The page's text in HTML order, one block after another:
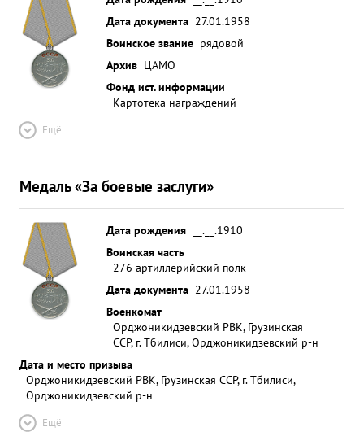
Дата документа 27.01.1958
Воинское звание рядовой
Архив ЦАМО
Фонд ист. информации
Картотека награждений
Ещё
Медаль «За боевые заслуги»
Дата рождения
__.__.1910
Воинская часть
276 артиллерийский полк
Дата документа 27.01.1958
Военкомат
Орджоникидзевский РВК, Грузинская
ССР, г. Тбилиси, Орджоникидзевский р-н
Дата и место призыва
Орджоникидзевский РВК, Грузинская ССР, г. Тбилиси,
Орджоникидзевский р-н
Ещё